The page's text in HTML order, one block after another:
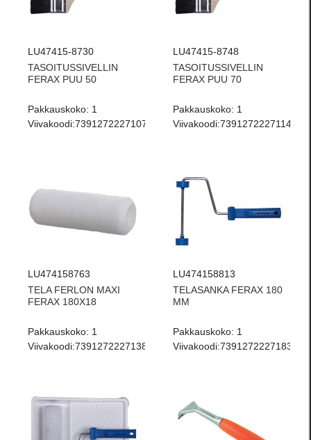
LU47415-8730
TASOITUSSIVELLIN
FERAX PUU 50
Pakkauskoko: 1
Viivakoodi:7391272227107
LU47415-8748
TASOITUSSIVELLIN
FERAX PUU 70
Pakkauskoko: 1
Viivakoodi:7391272227114
LU474158763
TELA FERLON MAXI
FERAX 180X18
Pakkauskoko: 1
Viivakoodi:7391272227138
LU474158813
TELASANKA FERAX 180
MM
Pakkauskoko: 1
Viivakoodi:7391272227183